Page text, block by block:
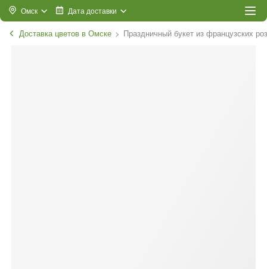
Омск Дата доставки
Доставка цветов в Омске Праздничный букет из французских